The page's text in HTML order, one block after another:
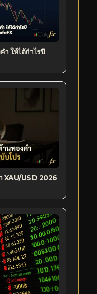
ำ ให้ได้กำไรปี
XAU/USD 2026